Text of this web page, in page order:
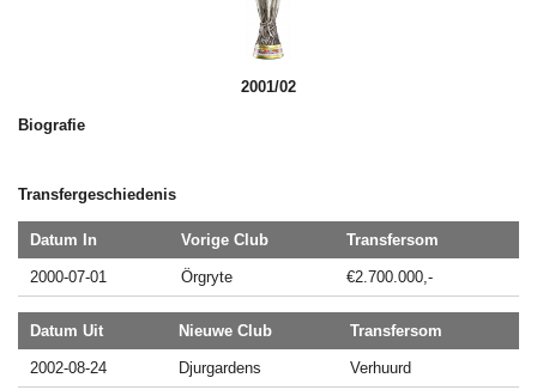
2001/02
Biografie
Transfergeschiedenis
Datum In Vorige Club Transfersom
2000-07-01 Örgryte €2.700.000,-
Datum Uit Nieuwe Club Transfersom
2002-08-24 Djurgardens Verhuurd